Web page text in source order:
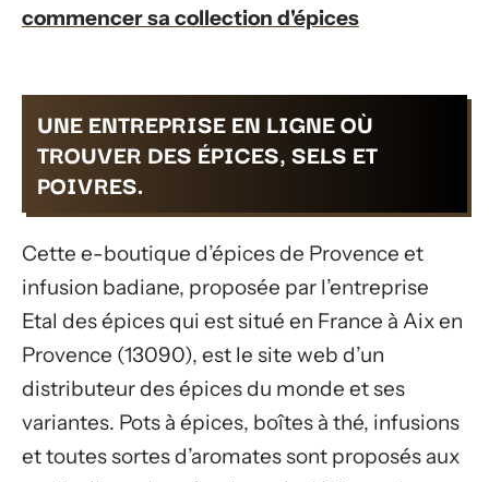
commencer sa collection d'épices
UNE ENTREPRISE EN LIGNE OÙ
TROUVER DES ÉPICES, SELS ET
POIVRES.
Cette e-boutique d’épices de Provence et
infusion badiane, proposée par l’entreprise
Etal des épices qui est situé en France à Aix en
Provence (13090), est le site web d’un
distributeur des épices du monde et ses
variantes. Pots à épices, boîtes à thé, infusions
et toutes sortes d’aromates sont proposés aux